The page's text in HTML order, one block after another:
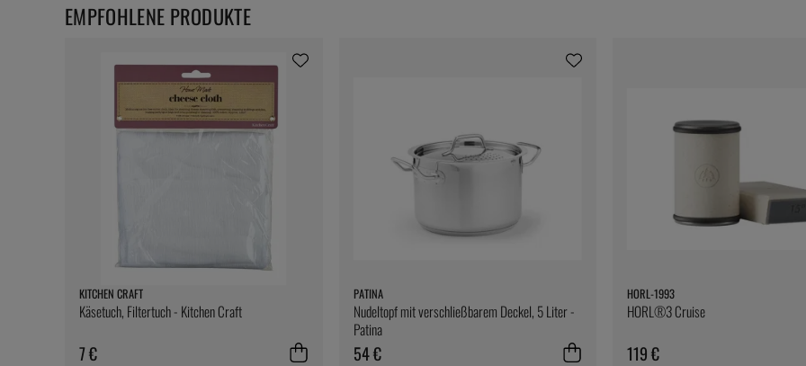
KITCHEN CRAFT
Käsetuch, Filtertuch - Kitchen Craft
7 €
PATINA
Nudeltopf mit verschließbarem Deckel, 5 Liter -
Patina
54 €
HORL-1993
HORL®3 Cruise
119 €
EMPFOHLENE PRODUKTE